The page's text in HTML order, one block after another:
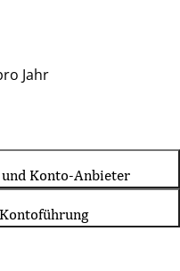
Jahr
Konto-Anbieter